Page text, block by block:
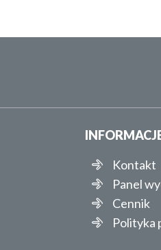
Kontakt
Panel
Cennik
Polityka